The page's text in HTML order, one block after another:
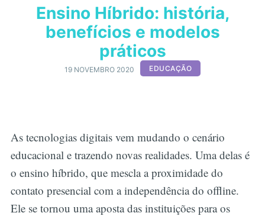
Ensino Híbrido: história,
benefícios e modelos
práticos
19 NOVEMBRO 2020 EDUCAÇÃO
As tecnologias digitais vem mudando o cenário
educacional e trazendo novas realidades. Uma delas é
o ensino híbrido, que mescla a proximidade do
contato presencial com a independência do offline.
Ele se tornou uma aposta das instituições para os